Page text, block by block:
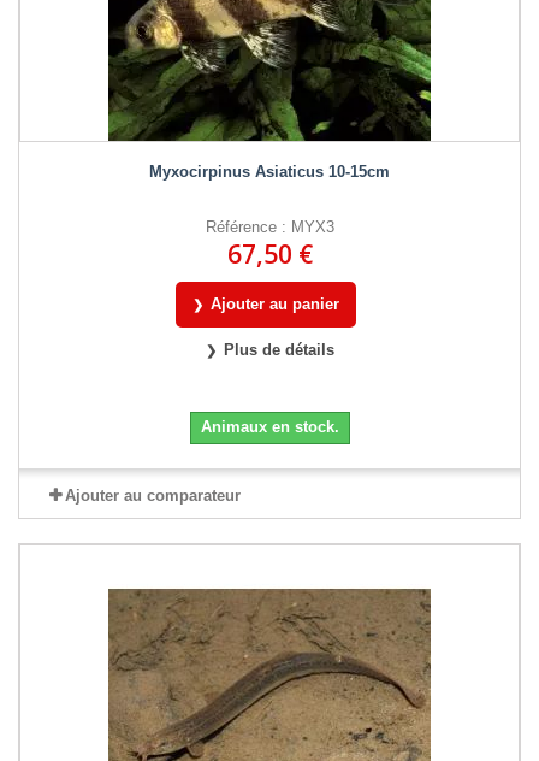
Myxocirpinus Asiaticus 10-15cm
Référence : MYX3
67,50 €
Ajouter au panier
Plus de détails
Animaux en stock.
Ajouter au comparateur